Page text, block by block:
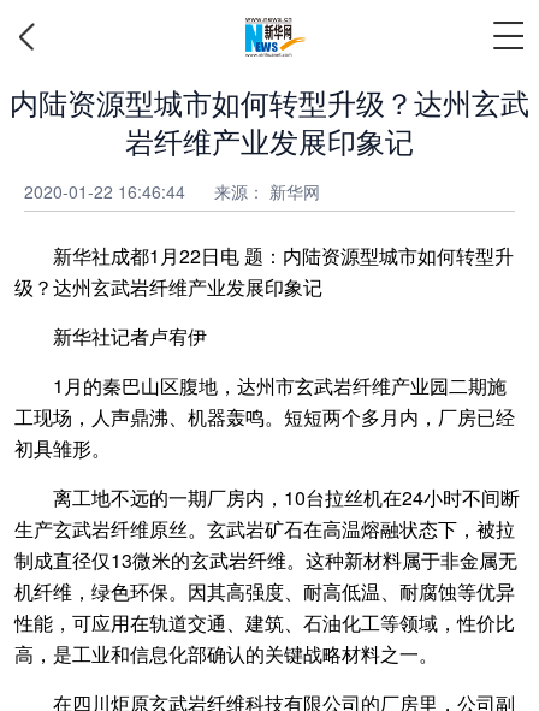
内陆资源型城市如何转型升级？达州玄武
岩纤维产业发展印象记
2020-01-22 16:46:44 来源： 新华网
新华社成都1月22日电 题：内陆资源型城市如何转型升
级？达州玄武岩纤维产业发展印象记
新华社记者卢宥伊
1月的秦巴山区腹地，达州市玄武岩纤维产业园二期施
工现场，人声鼎沸、机器轰鸣。短短两个多月内，厂房已经
初具雏形。
离工地不远的一期厂房内，10台拉丝机在24小时不间断
生产玄武岩纤维原丝。玄武岩矿石在高温熔融状态下，被拉
制成直径仅13微米的玄武岩纤维。这种新材料属于非金属无
机纤维，绿色环保。因其高强度、耐高低温、耐腐蚀等优异
性能，可应用在轨道交通、建筑、石油化工等领域，性价比
高，是工业和信息化部确认的关键战略材料之一。
在四川炬原玄武岩纤维科技有限公司的厂房里，公司副